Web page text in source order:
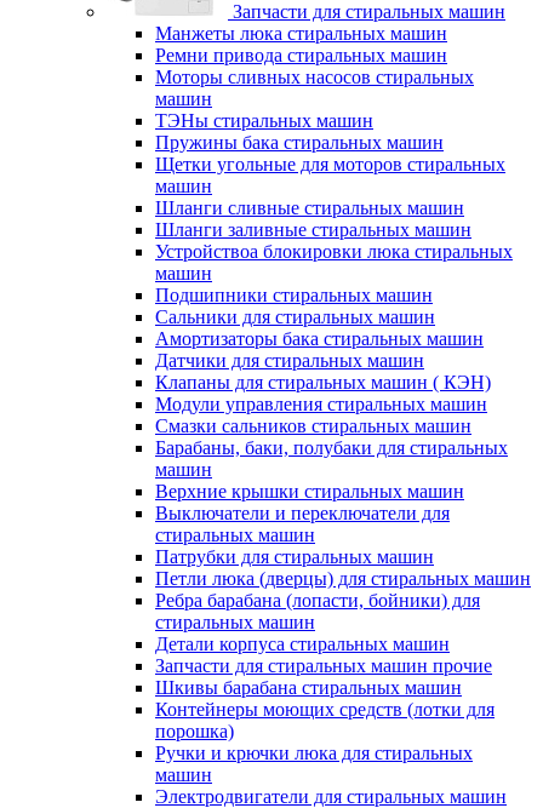
Запчасти для стиральных машин
Манжеты люка стиральных машин
Ремни привода стиральных машин
Моторы сливных насосов стиральных
машин
ТЭНы стиральных машин
Пружины бака стиральных машин
Щетки угольные для моторов стиральных
машин
Шланги сливные стиральных машин
Шланги заливные стиральных машин
Устройствоа блокировки люка стиральных
машин
Подшипники стиральных машин
Сальники для стиральных машин
Амортизаторы бака стиральных машин
Датчики для стиральных машин
Клапаны для стиральных машин ( КЭН)
Модули управления стиральных машин
Смазки сальников стиральных машин
Барабаны, баки, полубаки для стиральных
машин
Верхние крышки стиральных машин
Выключатели и переключатели для
стиральных машин
Патрубки для стиральных машин
Петли люка (дверцы) для стиральных машин
Ребра барабана (лопасти, бойники) для
стиральных машин
Детали корпуса стиральных машин
Запчасти для стиральных машин прочие
Шкивы барабана стиральных машин
Контейнеры моющих средств (лотки для
порошка)
Ручки и крючки люка для стиральных
машин
Электродвигатели для стиральных машин